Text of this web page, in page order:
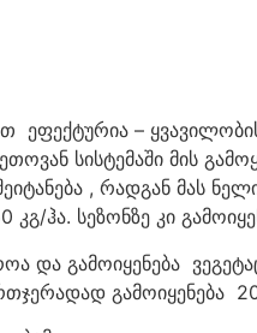
ეფექტურია –
სისტემაში მის
, რადგან მას
ჰა. სეზონზე კი
და გამოიყენება
გამოიყენება